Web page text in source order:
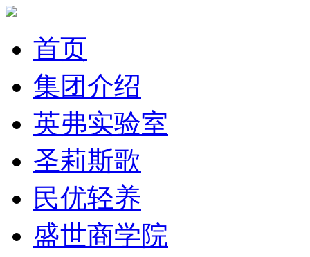
首页
集团介绍
英弗实验室
圣莉斯歌
民优轻养
盛世商学院